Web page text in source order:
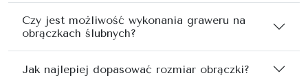
Czy jest możliwość wykonania graweru na
obrączkach ślubnych?
Jak najlepiej dopasować rozmiar obrączki?